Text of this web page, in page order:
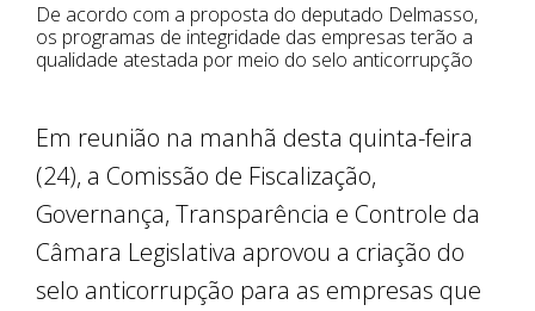
De acordo com a proposta do deputado Delmasso,
os programas de integridade das empresas terão a
qualidade atestada por meio do selo anticorrupção
Em reunião na manhã desta quinta-feira
(24), a Comissão de Fiscalização,
Governança, Transparência e Controle da
Câmara Legislativa aprovou a criação do
selo anticorrupção para as empresas que